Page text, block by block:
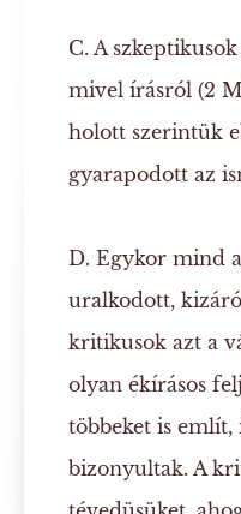
C. A
mivel írásról (2
holott szerintük
gyarapodott az
D. Egykor mind
uralkodott,
kritikusok azt a
olyan ékírásos
többeket is
bizonyultak. A